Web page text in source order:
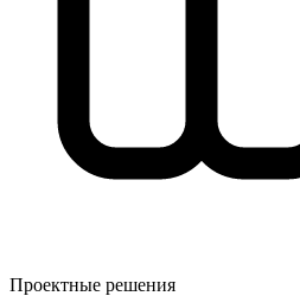
Проектные решения